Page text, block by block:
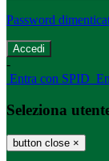
Password
-
Entra con SPID
Seleziona
button close ×